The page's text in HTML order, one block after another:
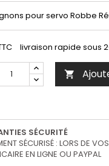
pour servo Robbe
livraison rapide sous

SÉCURITÉ
SÉCURISÉ : LORS DE
EN LIGNE OU PAYPAL